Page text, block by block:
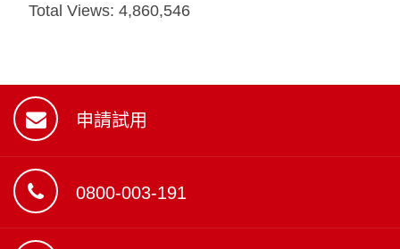
Total Views:4,860,546
申請試用
0800-003-191